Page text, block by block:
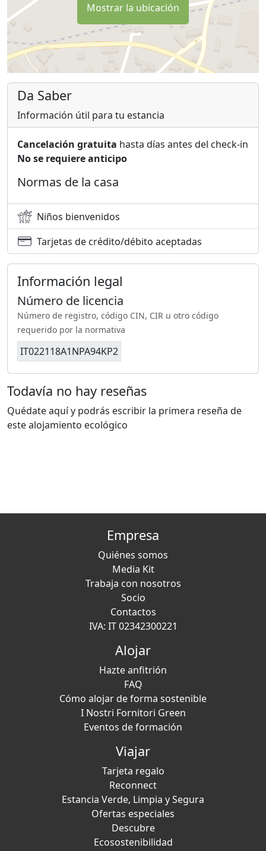
Mostrar la ubicación
Da Saber
Información útil para tu estancia
Cancelación gratuita hasta días antes del check-in
No se requiere anticipo
Normas de la casa
Niños bienvenidos
Tarjetas de crédito/débito aceptadas
Información legal
Número de licencia
Número de registro, código CIN, CIR u otro código
requerido por la normativa
IT022118A1NPA94KP2
Todavía no hay reseñas
Quédate aquí y podrás escribir la primera reseña de
este alojamiento ecológico
Empresa
Quiénes somos
Media Kit
Trabaja con nosotros
Socio
Contactos
IVA: IT 02342300221
Alojar
Hazte anfitrión
FAQ
Cómo alojar de forma sostenible
I Nostri Fornitori Green
Eventos de formación
Viajar
Tarjeta regalo
Reconnect
Estancia Verde, Limpia y Segura
Ofertas especiales
Descubre
Ecosostenibilidad